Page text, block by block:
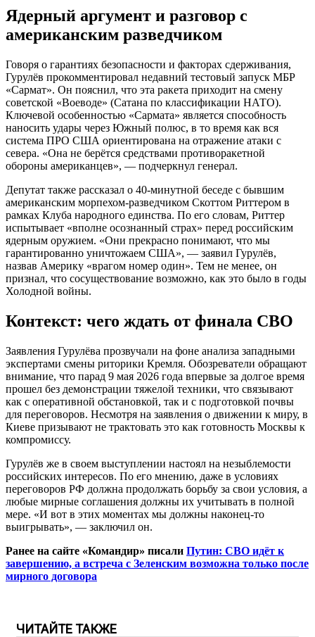
Ядерный аргумент и разговор с
американским разведчиком
Говоря о гарантиях безопасности и факторах сдерживания,
Гурулёв прокомментировал недавний тестовый запуск МБР
«Сармат». Он пояснил, что эта ракета приходит на смену
советской «Воеводе» (Сатана по классификации НАТО).
Ключевой особенностью «Сармата» является способность
наносить удары через Южный полюс, в то время как вся
система ПРО США ориентирована на отражение атаки с
севера. «Она не берётся средствами противоракетной
обороны американцев», — подчеркнул генерал.
Депутат также рассказал о 40-минутной беседе с бывшим
американским морпехом-разведчиком Скоттом Риттером в
рамках Клуба народного единства. По его словам, Риттер
испытывает «вполне осознанный страх» перед российским
ядерным оружием. «Они прекрасно понимают, что мы
гарантированно уничтожаем США», — заявил Гурулёв,
назвав Америку «врагом номер один». Тем не менее, он
признал, что сосуществование возможно, как это было в годы
Холодной войны.
Контекст: чего ждать от финала СВО
Заявления Гурулёва прозвучали на фоне анализа западными
экспертами смены риторики Кремля. Обозреватели обращают
внимание, что парад 9 мая 2026 года впервые за долгое время
прошел без демонстрации тяжелой техники, что связывают
как с оперативной обстановкой, так и с подготовкой почвы
для переговоров. Несмотря на заявления о движении к миру, в
Киеве призывают не трактовать это как готовность Москвы к
компромиссу.
Гурулёв же в своем выступлении настоял на незыблемости
российских интересов. По его мнению, даже в условиях
переговоров РФ должна продолжать борьбу за свои условия, а
любые мирные соглашения должны их учитывать в полной
мере. «И вот в этих моментах мы должны наконец-то
выигрывать», — заключил он.
Ранее на сайте «Командир» писали Путин: СВО идёт к
завершению, а встреча с Зеленским возможна только после
мирного договора
ЧИТАЙТЕ ТАКЖЕ